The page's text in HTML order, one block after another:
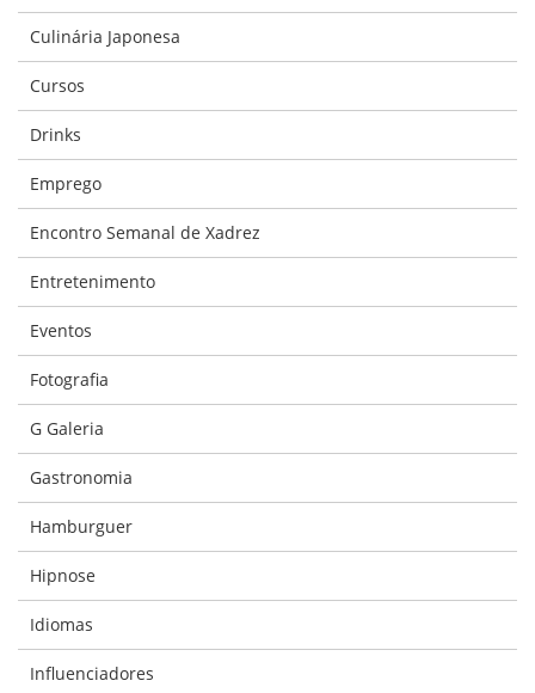
Culinária Japonesa
Cursos
Drinks
Emprego
Encontro Semanal de Xadrez
Entretenimento
Eventos
Fotografia
G Galeria
Gastronomia
Hamburguer
Hipnose
Idiomas
Influenciadores